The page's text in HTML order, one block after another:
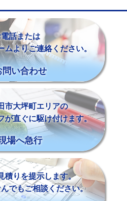
話または
ムよりご連絡ください。
問い合わせ
市大坪町エリアの
が直ぐに駆け付けます。
場へ急行
積りを提示します。
でもご相談ください。